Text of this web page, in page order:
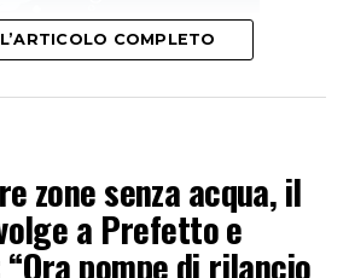
mortali ogni 100mila occupati, il
si è posizionato subito dopo
di Rieti (5,1), Viterbo (4) e Roma
COMPLETO
zone senza acqua, il
a Prefetto e
pompe di rilancio